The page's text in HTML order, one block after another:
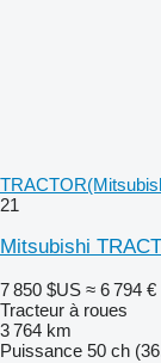
21
Mitsubishi
7 850 $US ≈ 6 794 €
Tracteur à roues
3 764 km
Puissance 50 ch